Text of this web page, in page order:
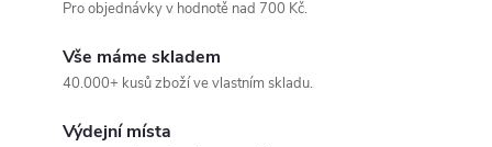
Pro objednávky v hodnotě nad 700 Kč.
Vše máme skladem
40.000+ kusů zboží ve vlastním skladu.
Výdejní místa